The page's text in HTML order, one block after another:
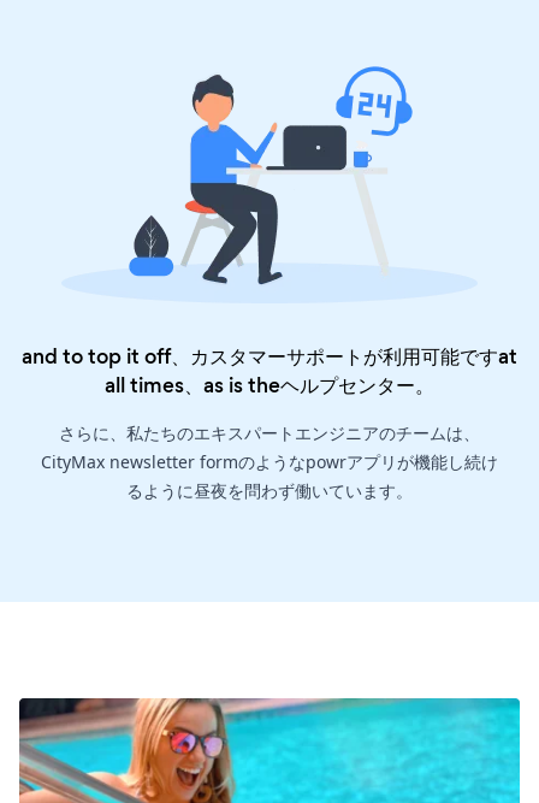
and to top it off、カスタマーサポートが利用可能ですat
all times、as is theヘルプセンター。
さらに、私たちのエキスパートエンジニアのチームは、
CityMax newsletter formのようなpowrアプリが機能し続け
るように昼夜を問わず働いています。